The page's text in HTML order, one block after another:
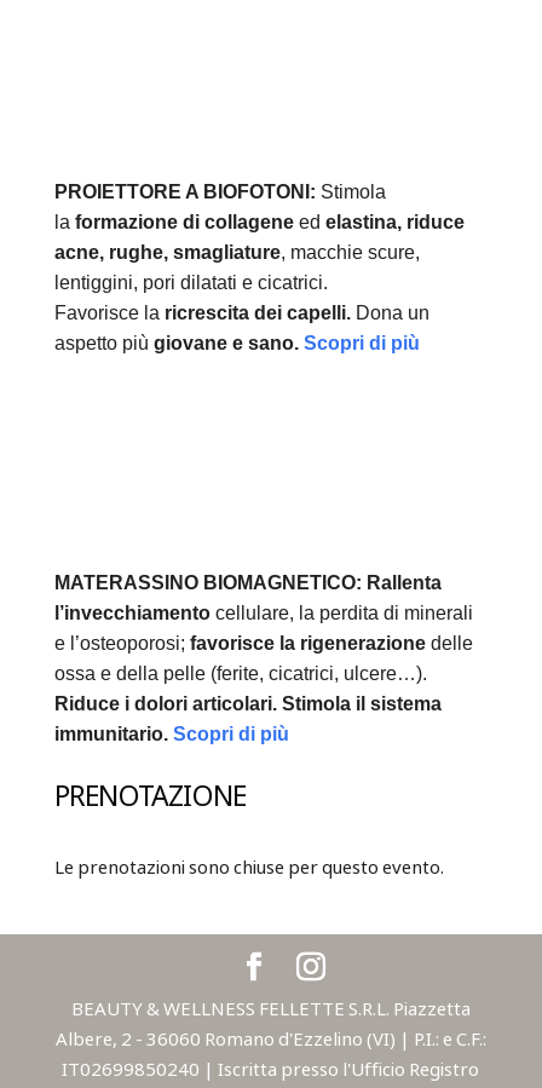
PROIETTORE A BIOFOTONI: Stimola
la formazione di collagene ed elastina, riduce
acne, rughe, smagliature, macchie scure,
lentiggini, pori dilatati e cicatrici.
Favorisce la ricrescita dei capelli. Dona un
aspetto più giovane e sano. Scopri di più
MATERASSINO BIOMAGNETICO: Rallenta
l’invecchiamentocellulare, la perdita di minerali
e l’osteoporosi; favorisce la rigenerazionedelle
ossa e della pelle (ferite, cicatrici, ulcere…).
Riduce i dolori articolari. Stimola il sistema
immunitario. Scopri di più
PRENOTAZIONE
Le prenotazioni sono chiuse per questo evento.
BEAUTY & WELLNESS FELLETTE S.R.L. Piazzetta
Albere, 2 - 36060 Romano d'Ezzelino (VI) | P.I.: e C.F.:
IT02699850240 | Iscritta presso l'Ufficio Registro